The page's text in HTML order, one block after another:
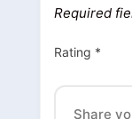
Required
Rating *